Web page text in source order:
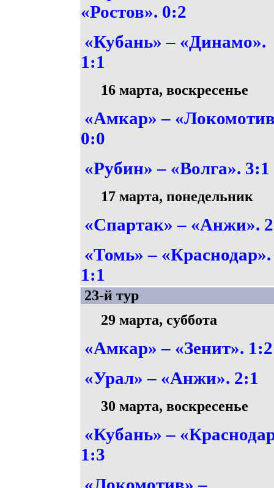
«Ростов». 0:2
«Кубань» – «Динамо».
1:1
16 марта, воскресенье
«Амкар» –
0:0
«Рубин» – «Волга». 3:1
17 марта, понедельник
«Спартак» – «Анжи».
«Томь» – «Краснодар».
1:1
23-й тур
29 марта, суббота
«Амкар» – «Зенит». 1:2
«Урал» – «Анжи». 2:1
30 марта, воскресенье
«Кубань» –
1:3